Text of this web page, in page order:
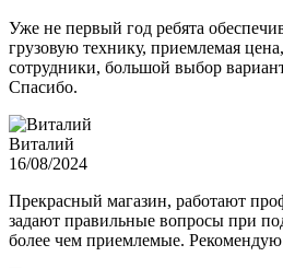
Уже не первый год ребята
грузовую технику, приемлемая
сотрудники, большой выбор
Спасибо.
Виталий
16/08/2024
Прекрасный магазин, работают
задают правильные вопросы при
более чем приемлемые. Рекомендую